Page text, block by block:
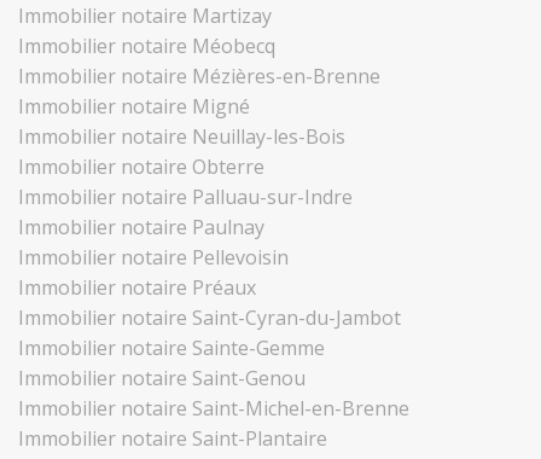
Immobilier notaire Martizay
Immobilier notaire Méobecq
Immobilier notaire Mézières-en-Brenne
Immobilier notaire Migné
Immobilier notaire Neuillay-les-Bois
Immobilier notaire Obterre
Immobilier notaire Palluau-sur-Indre
Immobilier notaire Paulnay
Immobilier notaire Pellevoisin
Immobilier notaire Préaux
Immobilier notaire Saint-Cyran-du-Jambot
Immobilier notaire Sainte-Gemme
Immobilier notaire Saint-Genou
Immobilier notaire Saint-Michel-en-Brenne
Immobilier notaire Saint-Plantaire